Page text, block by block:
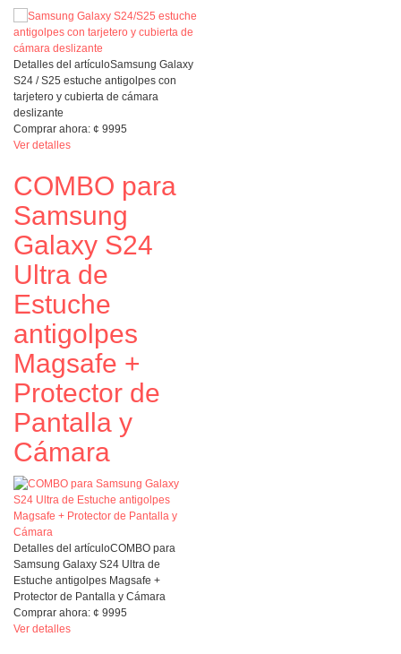
Detalles del artículoSamsung Galaxy
S24 / S25 estuche antigolpes con
tarjetero y cubierta de cámara
deslizante
Comprar ahora: ¢ 9995
Ver detalles
COMBO para
Samsung
Galaxy S24
Ultra de
Estuche
antigolpes
Magsafe +
Protector de
Pantalla y
Cámara
Detalles del artículoCOMBO para
Samsung Galaxy S24 Ultra de
Estuche antigolpes Magsafe +
Protector de Pantalla y Cámara
Comprar ahora: ¢ 9995
Ver detalles